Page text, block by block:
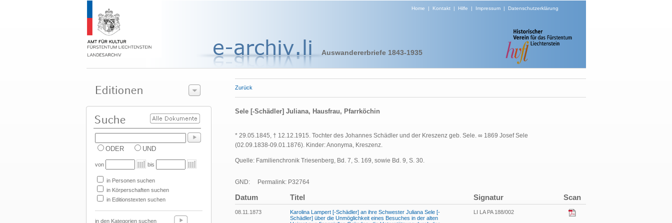
Home | Kontakt| Hilfe | Impressum| Datenschutzerklärung
Auswandererbriefe 1843-1935
ODER UND
von bis
in Personen suchen
in Körperschaften suchen
in Editionstexten suchen
in den Kategorien suchen
Zurück
Sele [-Schädler] Juliana, Hausfrau, Pfarrköchin
* 29.05.1845, † 12.12.1915. Tochter des Johannes Schädler und der Kreszenz geb. Sele. ∞ 1869 Josef Sele
(02.09.1838-09.01.1876). Kinder: Anonyma, Kreszenz.
Quelle: Familienchronik Triesenberg, Bd. 7, S. 169, sowie Bd. 9, S. 30.
GND: Permalink: P32764
Datum Titel Signatur Scan
08.11.1873
Karolina Lampert [-Schädler] an ihre Schwester Juliana Sele [-
Schädler] über die Unmöglichkeit eines Besuches in der alten
LI LA PA 188/002